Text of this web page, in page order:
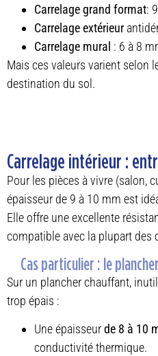
Carrelage grand format:
Carrelage extérieur
Carrelage mural : 6 à 8
Mais ces valeurs varient selon
destination du sol.
Carrelage intérieur :
Pour les pièces à vivre (salon,
épaisseur de 9 à 10 mm est
Elle offre une excellente
compatible avec la plupart des
Cas particulier : le
Sur un plancher chauffant,
trop épais :
Une épaisseurde 8 à 10
conductivité thermique.